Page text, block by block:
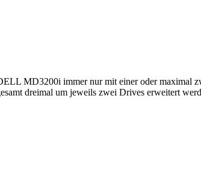
MD3200i immer nur mit einer oder maximal
dreimal um jeweils zwei Drives erweitert